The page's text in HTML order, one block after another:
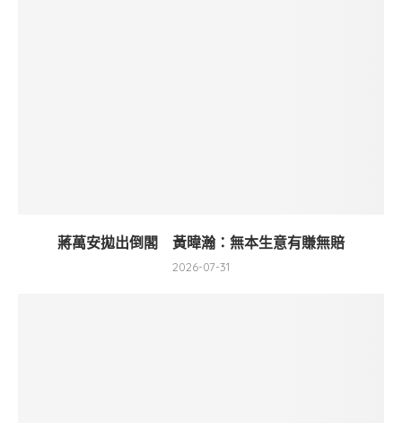
蔣萬安拋出倒閣 黃暐瀚：無本生意有賺無賠
2026-07-31